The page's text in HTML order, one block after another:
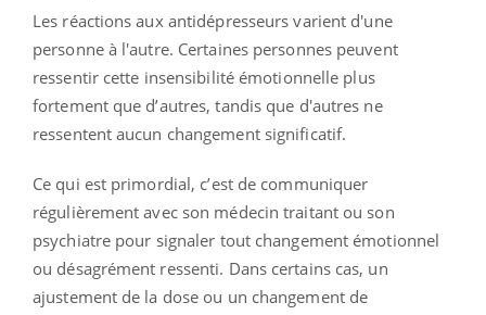
Les réactions aux antidépresseurs varient d'une
personne à l'autre. Certaines personnes peuvent
ressentir cette insensibilité émotionnelle plus
fortement que d’autres, tandis que d'autres ne
ressentent aucun changement significatif.
Ce qui est primordial, c’est de communiquer
régulièrement avec son médecin traitant ou son
psychiatre pour signaler tout changement émotionnel
ou désagrément ressenti. Dans certains cas, un
ajustement de la dose ou un changement de